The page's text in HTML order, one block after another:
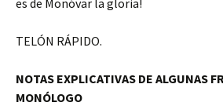
es de Monóvar la gloria!
TELÓN RÁPIDO.
NOTAS EXPLICATIVAS DE ALGUNAS
MONÓLOGO